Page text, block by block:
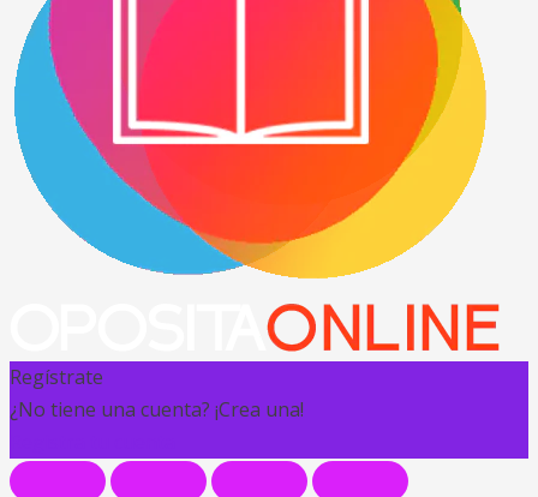
Regístrate
¿No tiene una cuenta? ¡Crea una!